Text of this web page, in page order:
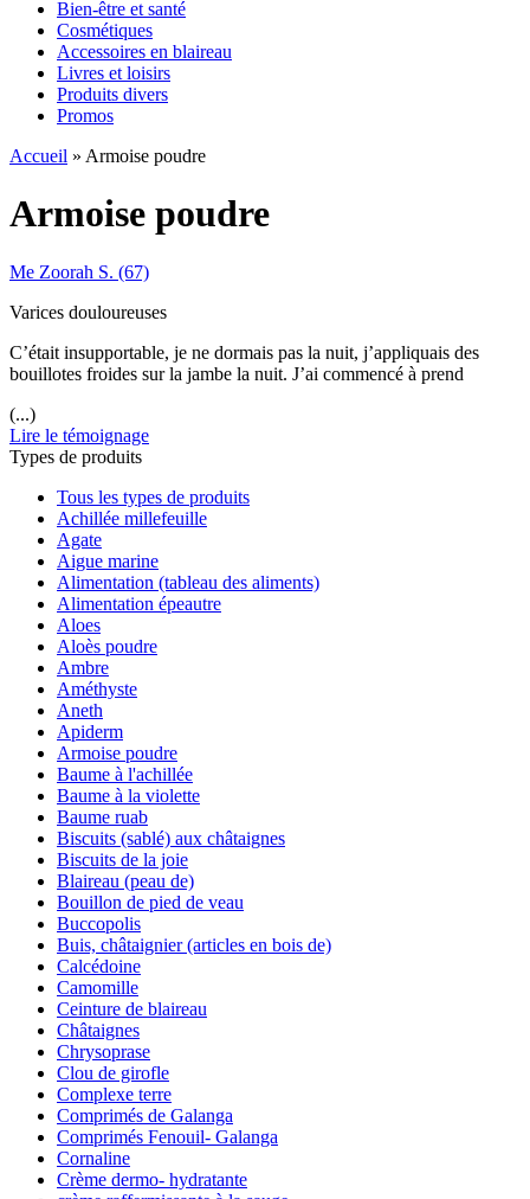
Bien-être et santé
Cosmétiques
Accessoires en blaireau
Livres et loisirs
Produits divers
Promos
Accueil » Armoise poudre
Armoise poudre
Me Zoorah S. (67)
Varices douloureuses
C’était insupportable, je ne dormais pas la nuit, j’appliquais des
bouillotes froides sur la jambe la nuit. J’ai commencé à prend
(...)
Lire le témoignage
Types de produits
Tous les types de produits
Achillée millefeuille
Agate
Aigue marine
Alimentation (tableau des aliments)
Alimentation épeautre
Aloes
Aloès poudre
Ambre
Améthyste
Aneth
Apiderm
Armoise poudre
Baume à l'achillée
Baume à la violette
Baume ruab
Biscuits (sablé) aux châtaignes
Biscuits de la joie
Blaireau (peau de)
Bouillon de pied de veau
Buccopolis
Buis, châtaignier (articles en bois de)
Calcédoine
Camomille
Ceinture de blaireau
Châtaignes
Chrysoprase
Clou de girofle
Complexe terre
Comprimés de Galanga
Comprimés Fenouil- Galanga
Cornaline
Crème dermo- hydratante